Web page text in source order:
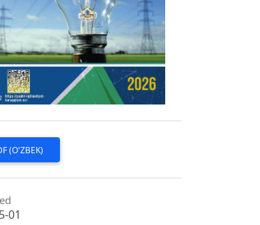
(O'ZBEK)
01